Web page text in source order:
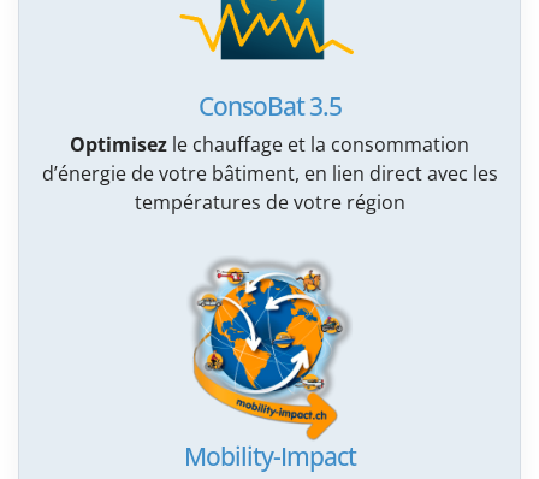
ConsoBat 3.5
Optimisez le chauffage et la consommation
d’énergie de votre bâtiment, en lien direct avec les
températures de votre région
Mobility-Impact